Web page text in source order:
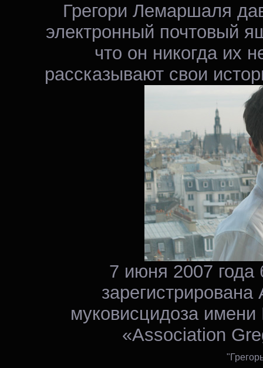
Грегори Лемаршаля
электронный почтовый
что он никогда их
рассказывают свои
7 июня 2007
муковисцидоза
«Association